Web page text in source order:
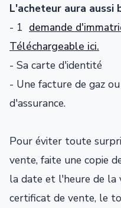
L'acheteur aura aussi
- 1 demande
Téléchargeable ici.
- Sa carte d'identité
- Une facture de gaz
d'assurance.
Pour éviter toute
vente, faite une copie
la date et l'heure de la
certificat de vente, le